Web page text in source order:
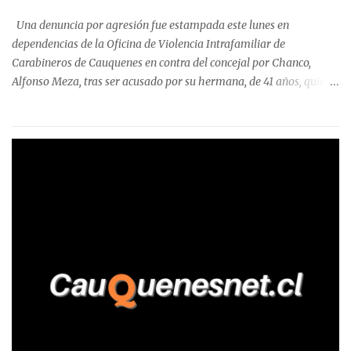
precisa que la mayor cantidad de dinero apostado se registró en
Talca, donde...
Una denuncia por agresión fue estampada este lunes en
dependencias de la Oficina de Violencia Intrafamiliar de
Carabineros de Cauquenes en contra del concejal por Chanco,
Alfonso Meza, tras ser acusado por su hermana, de 41 años, quien
relató que los hechos ocurrieron cerca de las 11:30 horas en el
trabajadores, el edil descendió del vehículo y, en medio de la
confrontación, la habría tomado de los hombros, empujado al
suelo y agredido con golpes de pies y manos, mientr...